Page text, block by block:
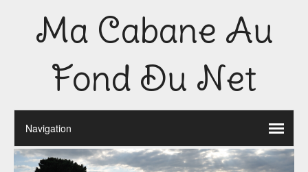
Ma Cabane Au
Fond Du Net